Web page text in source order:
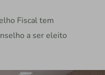
Fiscal tem
a ser eleito